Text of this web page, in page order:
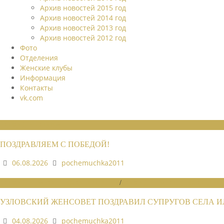
Архив новостей 2015 год
Архив новостей 2014 год
Архив новостей 2013 год
Архив новостей 2012 год
Фото
Отделения
Женские клубы
Информация
Контакты
vk.com
ПОЗДРАВЛЯЕМ С ПОБЕДОЙ!
06.08.2026
pochemuchka2011
/
УЗЛОВСКИЙ ЖЕНСОВЕТ ПОЗДРАВИЛ СУПРУГОВ СЕЛА
04.08.2026
pochemuchka2011